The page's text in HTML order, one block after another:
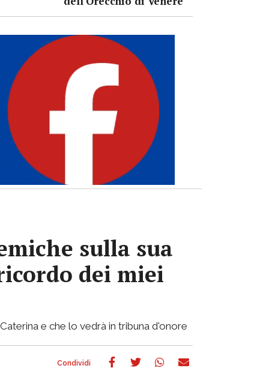
sulla sua
dei miei
e che lo vedrà in tribuna d'onore